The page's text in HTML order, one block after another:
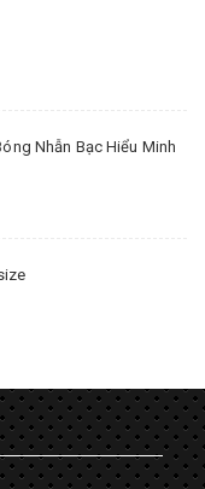
Nhẫn Bạc Hiểu Minh